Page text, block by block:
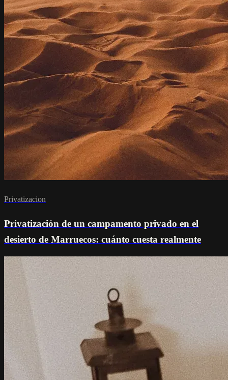
Privatizacion
Privatización de un campamento privado en el
desierto de Marruecos: cuánto cuesta realmente